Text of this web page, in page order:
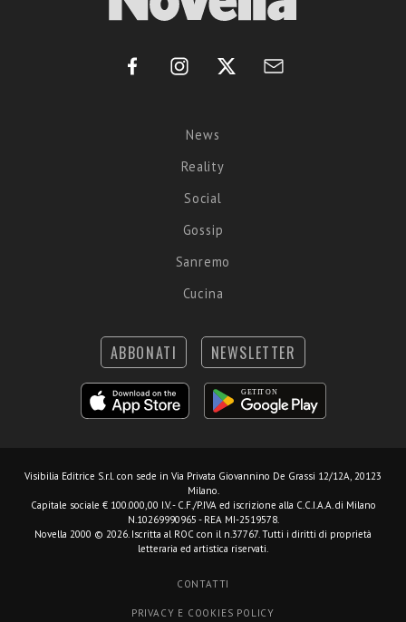
News
Reality
Social
Gossip
Sanremo
Cucina
ABBONATI NEWSLETTER
Visibilia Editrice S.r.l. con sede in Via Privata Giovannino De Grassi 12/12A, 20123
Milano.
Capitale sociale € 100.000,00 I.V. - C.F./P.IVA ed iscrizione alla C.C.I.A.A. di Milano
N.10269990965 - REA MI-2519578.
Novella 2000 © 2026. Iscritta al ROC con il n.37767. Tutti i diritti di proprietà
letteraria ed artistica riservati.
CONTATTI
PRIVACY E COOKIES POLICY